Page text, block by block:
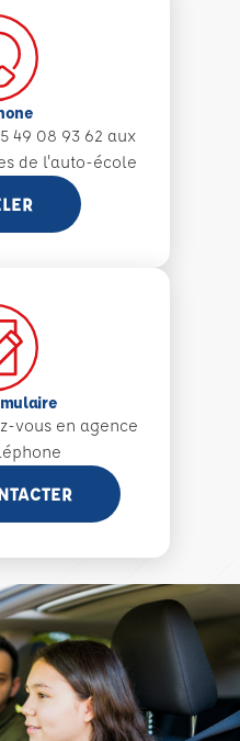
49 08 93 62 aux
de l'auto-école
vous en agence